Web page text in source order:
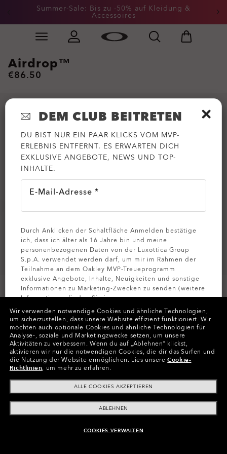
Skip to
Summer-Sale: Bis zu -50% auf Kleidung &
Accessoires
Slide 2 of 3. Summer-Sale: Bis zu -50% auf Kleidung &
ZUM WARENKORB HINZUFÜGEN
Airdrop™
€86.50
Farben (9) GestellMatte Translucent Blue
Größe: XXL (141mm)-Diese Größe passt den
meisten Menschen.
PassformSchmale - Mit Hohem Steg
Größenanleitung ansehen
Wir verwenden notwendige Cookies und ähnliche Technologien,
um sicherzustellen, dass unsere Website effizient funktioniert. Wir
möchten auch optionale Cookies und ähnliche Technologien für
Analyse-, soziale und Marketingzwecke setzen, um unsere
Aktivitäten zu verbessern. Wenn du auf „Ablehnen“ klickst,
aktivieren wir nur die notwendigen Cookies, die dir das Surfen und
die Nutzung der Website ermöglichen. Lies unsereCookie-
Richtlinien, um mehr zu erfahren.
ALLE COOKIES AKZEPTIEREN
ABLEHNEN
COOKIES VERWALTEN
DEM CLUB BEITRETEN
DU BIST NUR EIN PAAR KLICKS VOM MVP-
ERLEBNIS ENTFERNT. ES ERWARTEN DICH
EXKLUSIVE ANGEBOTE, NEWS UND TOP-
INHALTE.
E-Mail-Adresse *
Durch Anklicken der Schaltfläche Anmelden bestätige
ich, dass ich älter als 16 Jahre bin und meine
personenbezogenen Daten von der Luxottica Group
S.p.A. verwendet werden darf, um mir im Rahmen der
Teilnahme an dem Oakley MVP-Treueprogramm
exklusive Angebote, Inhalte, Neuigkeiten und sonstige
Informationen zu Marketing-Zwecken zu senden (weitere
Informationen finden Sie in unserer
Datenschutzbestimmungen ).
MELDEN SIE